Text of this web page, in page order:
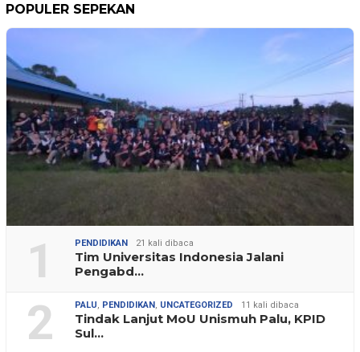
POPULER SEPEKAN
1 PENDIDIKAN 21 kali dibaca
Tim Universitas Indonesia Jalani
Pengabd…
2 PALU PENDIDIKAN UNCATEGORIZED 11 kali dibaca
Tindak Lanjut MoU Unismuh Palu, KPID
Sul…